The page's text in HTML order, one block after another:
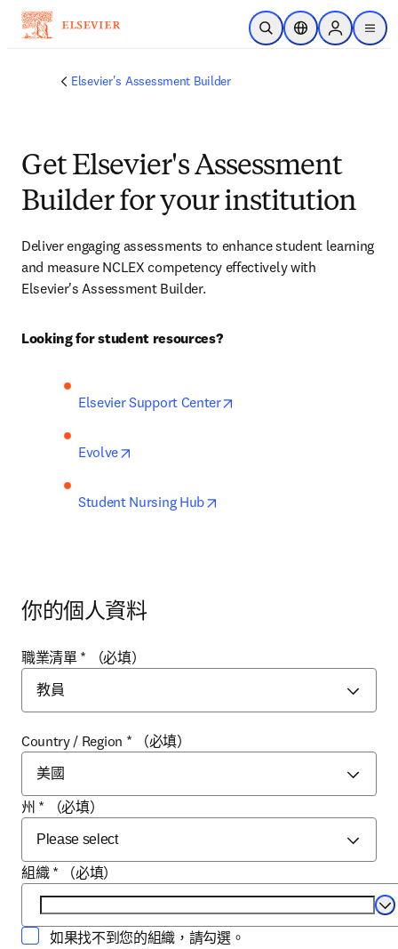
跳到主要內容
公開搜尋位置選擇器Sign in to
menu
Elsevier's Assessment Builder
Get Elsevier's Assessment
Builder for your institution
Deliver engaging assessments to enhance student learning
and measure NCLEX competency effectively with
Elsevier's Assessment Builder.
Looking for student resources?
Elsevier Support Center
Evolve
Student Nursing Hub
你的個人資料
職業清單 * （必填）
Country / Region * （必填）
州 * （必填）
組織 * （必填）
如果找不到您的組織，請勾選。